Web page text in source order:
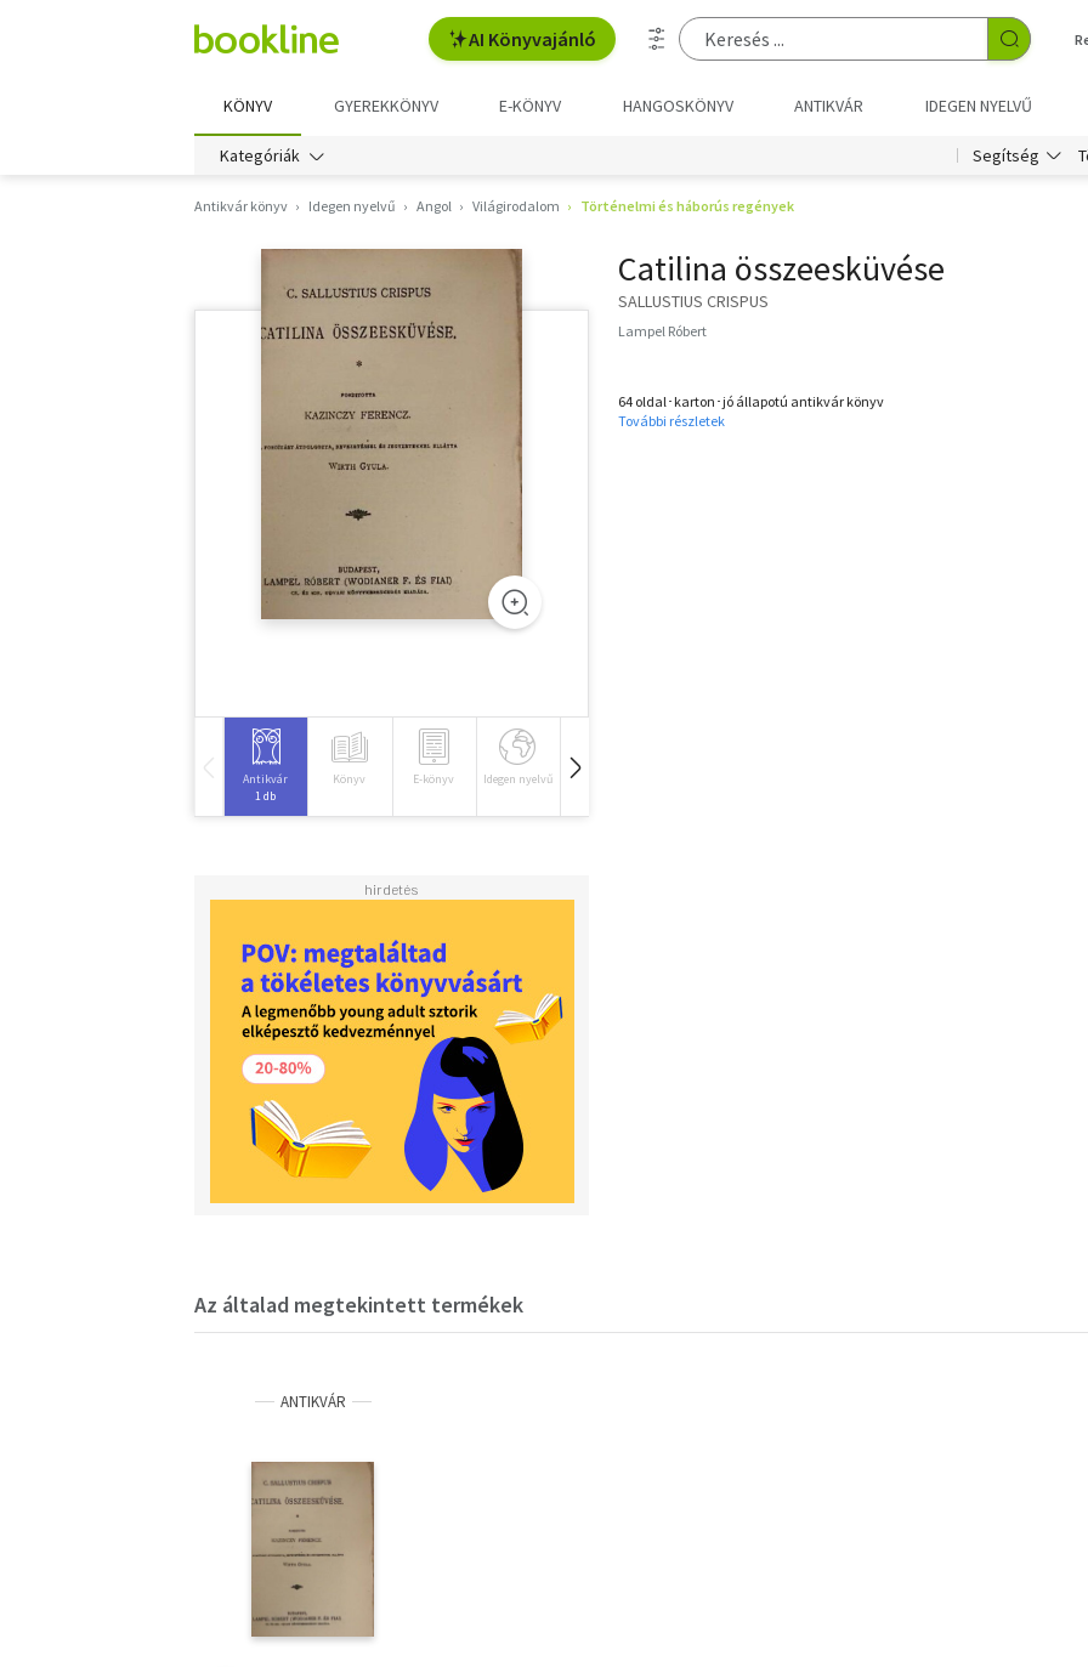
AI Könyvajánló
KÖNYV GYEREKKÖNYV E-KÖNYV HANGOSKÖNYV ANTIKVÁR IDEGEN NYELVŰ
Kategóriák Segítség
Antikvár könyv Idegen nyelvű Angol Világirodalom Történelmi és háborús regények
Antikvár
1 db
Könyv E-könyv Idegen nyelvű Hangoskönyv
Catilina összeesküvése
SALLUSTIUS CRISPUS
Lampel Róbert
64 oldal･karton･jó állapotú antikvár könyv
További részletek
Az általad megtekintett termékek
ANTIKVÁR